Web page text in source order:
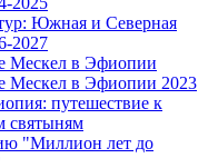
Южная и Северная
2027
Мескел в Эфиопии
Мескел в Эфиопии 2023
путешествие к
святыням
"Миллион лет до